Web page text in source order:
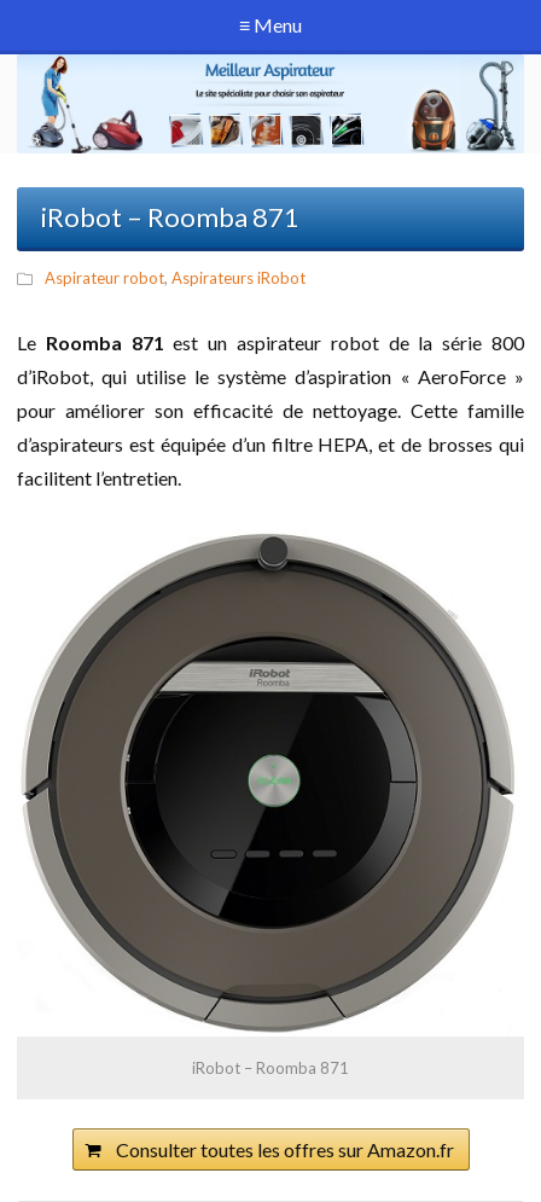
≡ Menu
iRobot – Roomba 871
Aspirateur robot, Aspirateurs iRobot
Le Roomba 871 est un aspirateur robot de la série 800
d’iRobot, qui utilise le système d’aspiration « AeroForce »
pour améliorer son efficacité de nettoyage. Cette famille
d’aspirateurs est équipée d’un filtre HEPA, et de brosses qui
facilitent l’entretien.
iRobot – Roomba 871
Consulter toutes les offres sur Amazon.fr